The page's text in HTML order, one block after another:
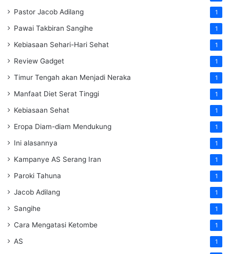
Pastor Jacob Adilang 1
Pawai Takbiran Sangihe 1
Kebiasaan Sehari-Hari Sehat 1
Review Gadget 1
Timur Tengah akan Menjadi Neraka 1
Manfaat Diet Serat Tinggi 1
Kebiasaan Sehat 1
Eropa Diam-diam Mendukung 1
Ini alasannya 1
Kampanye AS Serang Iran 1
Paroki Tahuna 1
Jacob Adilang 1
Sangihe 1
Cara Mengatasi Ketombe 1
AS 1